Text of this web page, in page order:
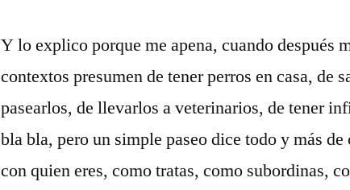
Y lo explico porque me apena, cuando después
contextos presumen de tener perros en casa, de
pasearlos, de llevarlos a veterinarios, de tener
bla bla, pero un simple paseo dice todo y más de
con quien eres, como tratas, como subordinas,